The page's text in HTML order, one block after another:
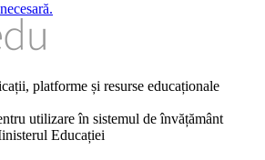
platforme și resurse educaționale
utilizare în sistemul de învățământ
Educației